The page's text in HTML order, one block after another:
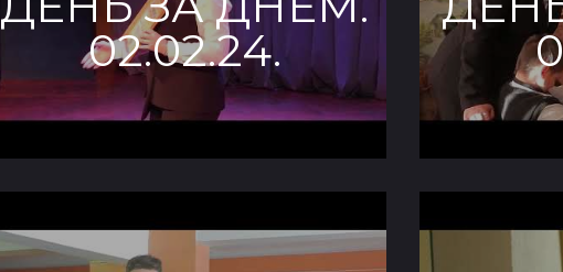
02.02.24.